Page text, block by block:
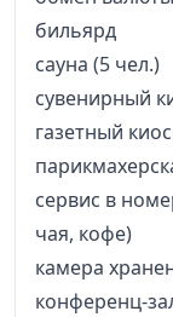
бильярд
сауна (5 чел.)
сувенирный
газетный
сервис в
чая, кофе)
камера
конференц-